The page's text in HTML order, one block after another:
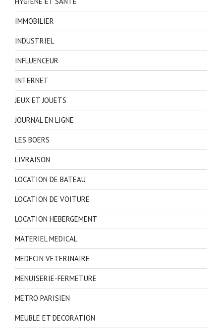
IMMOBILIER
INDUSTRIEL
INFLUENCEUR
INTERNET
JEUX ET JOUETS
JOURNAL EN LIGNE
LES BOERS
LIVRAISON
LOCATION DE BATEAU
LOCATION DE VOITURE
LOCATION HEBERGEMENT
MATERIEL MEDICAL
MEDECIN VETERINAIRE
MENUISERIE-FERMETURE
METRO PARISIEN
MEUBLE ET DECORATION